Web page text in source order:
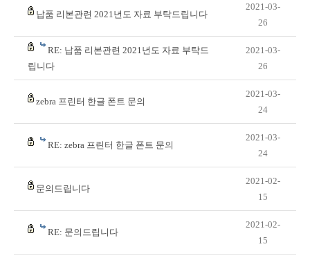
납품 리본관련 2021년도 자료 부탁드립니다
2021-03-
26
RE: 납품 리본관련 2021년도 자료 부탁드
립니다
2021-03-
26
zebra 프린터 한글 폰트 문의
2021-03-
24
RE: zebra 프린터 한글 폰트 문의
2021-03-
24
문의드립니다
2021-02-
15
RE: 문의드립니다
2021-02-
15